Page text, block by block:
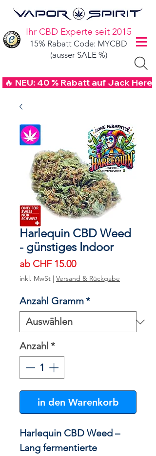
Ihr CBD Experte seit 2015
15% Rabatt Code: MYCBD
(ausser SALE %)
🔥 NEU: 40 % Rabatt auf Jack
Harlequin CBD Weed
- günstiges Indoor
ab CHF 15.00Sale-
Preis
inkl. MwSt | Versand & Rückgabe
Anzahl Gramm*
Anzahl *
in den Warenkorb
Harlequin CBD Weed –
Lang fermentierte